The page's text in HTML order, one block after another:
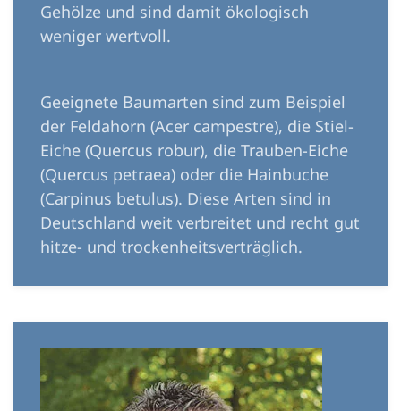
Gehölze und sind damit ökologisch
weniger wertvoll.
Geeignete Baumarten sind zum Beispiel
der Feldahorn (Acer campestre), die Stiel-
Eiche (Quercus robur), die Trauben-Eiche
(Quercus petraea) oder die Hainbuche
(Carpinus betulus). Diese Arten sind in
Deutschland weit verbreitet und recht gut
hitze- und trockenheitsverträglich.